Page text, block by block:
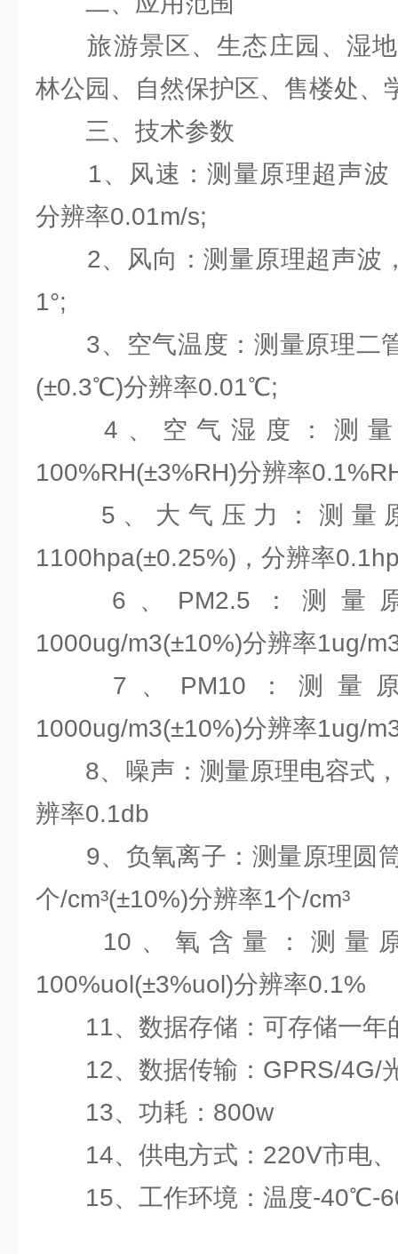
旅游景区、生态庄园、湿地
林公园、自然保护区、售楼处、
三、技术参数
1、风速：测量原理超声波
分辨率0.01m/s;
2、风向：测量原理超声波，
1°;
3、空气温度：测量原理二
(±0.3℃)分辨率0.01℃;
4、空气湿度：测量
100%RH(±3%RH)分辨率
5、大气压力：测量原
1100hpa(±0.25%)，分辨率
6、PM2.5：测量
1000ug/m3(±10%)分辨率1ug/
7、PM10：测量原
1000ug/m3(±10%)分辨率1ug/
8、噪声：测量原理电容式，
辨率0.1db
9、负氧离子：测量原理圆
个/cm³(±10%)分辨率1个/cm³
10、氧含量：测量
100%uol(±3%uol)分辨率0.1%
11、数据存储：可存储一年
12、数据传输：GPRS/4G/
13、功耗：800w
14、供电方式：220V市电、
15、工作环境：温度-40℃-